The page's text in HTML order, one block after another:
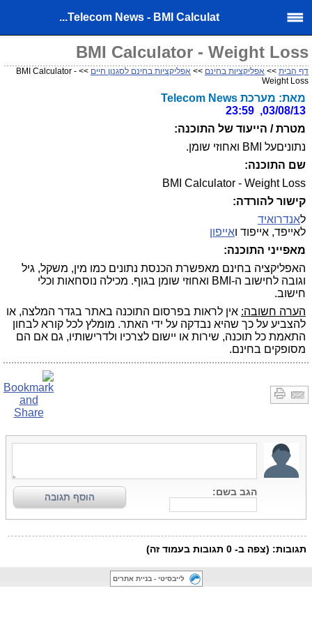
Telecom News - BMI Calculat...
BMI Calculator - Weight Loss
דף הבית >> אפליקציות בחינם >> אפליקציות בחינם לסגנון חיים
>> BMI Calculator -
Weight Loss
מאת: מערכת Telecom News
03/08/13, 23:59
מטרת / הייעוד של התוכנה:
נתוניםעל BMI ואחוזי שומן.
שם התוכנה:
BMI Calculator - Weight Loss
קישור להורדה:
לאנדרואיד
לאייפד, אייפוד ואייפון
מאפייני התוכנה:
האפליקציה בחינם מאפשרת הכנסת נתונים כמו מין, משקל, גיל
וגובה לחישוב ה-BMI ואחוזי שומן בגוף. מכילה נוסחאות וכלי
חישוב.
הערה חשובה: אין לראות בפרסום התוכנה באתר בגדר המלצה, או
להצביע על כך שהיא נבדקה על ידי האתר. מומלץ לכל קורא לבחון
התאמת כל תוכנה, שירות או יישום לצרכיו ולדרישותיו, גם אם הם
מסופקים בחינם.
לייבסיטי - בניית אתרים